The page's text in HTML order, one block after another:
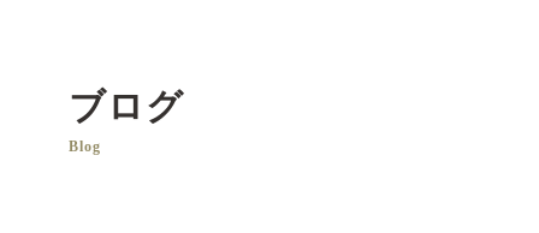
ブログ
Blog